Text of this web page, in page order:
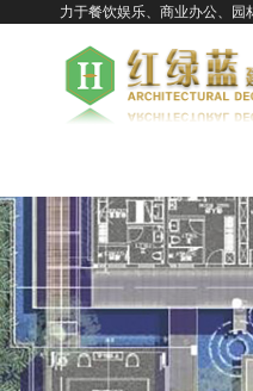
力于餐饮娱乐、商业办公、园林景